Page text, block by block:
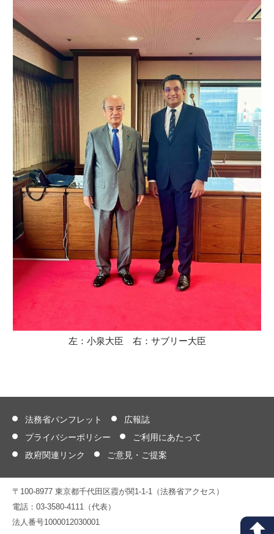
左：小泉大臣 右：サブリー大臣
法務省パンフレット
広報誌
プライバシーポリシー
ご利用にあたって
政府関連リンク
ご意見・ご提案
〒100-8977 東京都千代田区霞が関1-1-1（法務省アクセス）
電話：03-3580-4111（代表）
法人番号1000012030001